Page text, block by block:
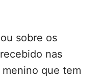
sobre os
nas
que tem